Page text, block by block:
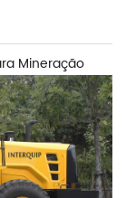
Mineração